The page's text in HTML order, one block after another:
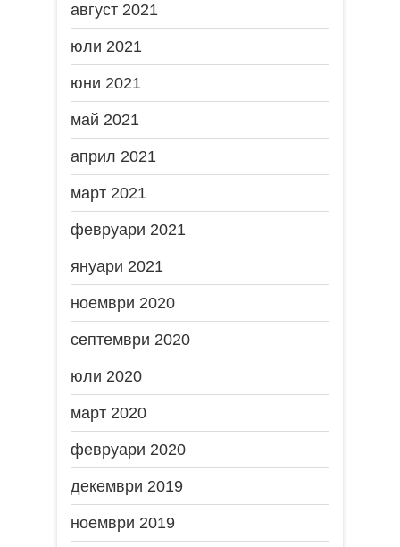
август 2021
юли 2021
юни 2021
май 2021
април 2021
март 2021
февруари 2021
януари 2021
ноември 2020
септември 2020
юли 2020
март 2020
февруари 2020
декември 2019
ноември 2019